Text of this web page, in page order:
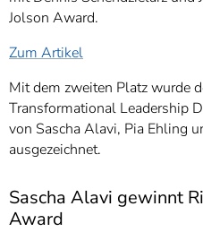
Jolson Award.
Zum Artikel
Mit dem zweiten Platz wurde
Transformational Leadership
von Sascha Alavi, Pia Ehling
ausgezeichnet.
Sascha Alavi gewinnt
Award